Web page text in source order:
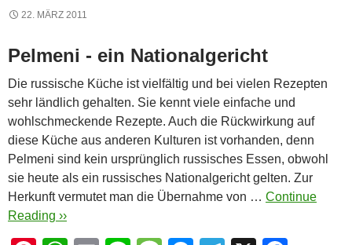
22. MÄRZ 2011
Pelmeni - ein Nationalgericht
Die russische Küche ist vielfältig und bei vielen Rezepten
sehr ländlich gehalten. Sie kennt viele einfache und
wohlschmeckende Rezepte. Auch die Rückwirkung auf
diese Küche aus anderen Kulturen ist vorhanden, denn
Pelmeni sind kein ursprünglich russisches Essen, obwohl
sie heute als ein russisches Nationalgericht gelten. Zur
Herkunft vermutet man die Übernahme von … Continue
Reading ››